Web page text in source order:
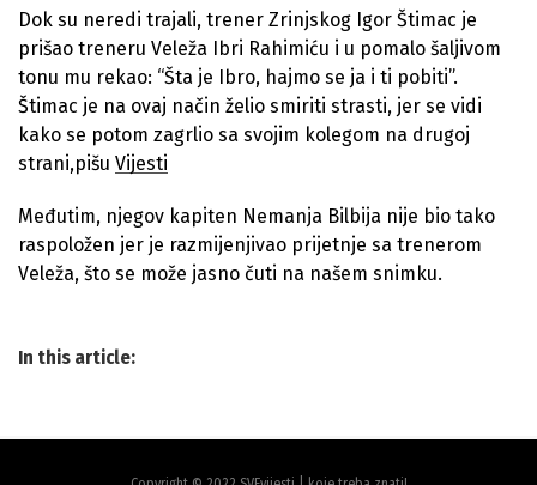
Dok su neredi trajali, trener Zrinjskog Igor Štimac je
prišao treneru Veleža Ibri Rahimiću i u pomalo šaljivom
tonu mu rekao: “Šta je Ibro, hajmo se ja i ti pobiti”.
Štimac je na ovaj način želio smiriti strasti, jer se vidi
kako se potom zagrlio sa svojim kolegom na drugoj
strani,pišu Vijesti
Međutim, njegov kapiten Nemanja Bilbija nije bio tako
raspoložen jer je razmijenjivao prijetnje sa trenerom
Veleža, što se može jasno čuti na našem snimku.
In this article: